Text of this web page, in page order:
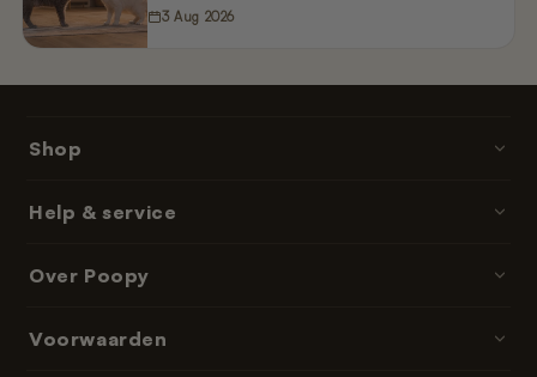
3 Aug 2026
Shop
Accessoires
Help & service
Bezorgtijden
Over Poopy
Voorwaarden